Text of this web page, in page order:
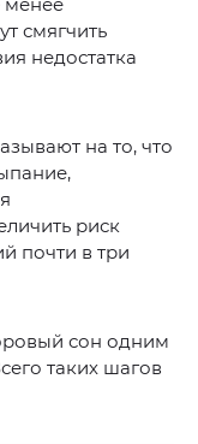
смягчить
недостатка
на то, что
риск
почти в три
сон одним
таких шагов